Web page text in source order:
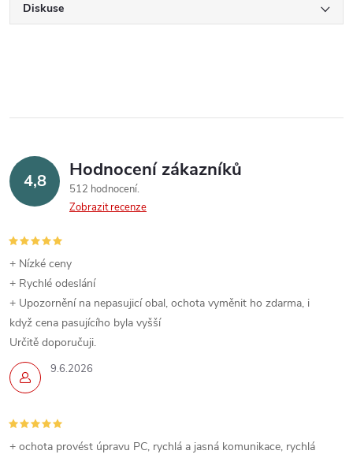
Diskuse
4,8 Hodnocení zákazníků
512 hodnocení
Zobrazit recenze
9.6.2026
+ Nízké ceny
+ Rychlé odeslání
+ Upozornění na nepasujicí obal, ochota vyměnit ho zdarma, i
když cena pasujícího byla vyšší
Určitě doporučuji.
+ ochota provést úpravu PC, rychlá a jasná komunikace, rychlá